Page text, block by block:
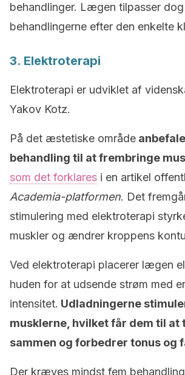
behandlinger. Lægen tilpasser dog
behandlingerne efter den enkelte
3. Elektroterapi
Elektroterapi er udviklet af
Yakov Kotz.
På det æstetiske område
behandling til at frembringe
som det forklares i en artikel
Academia-platformen. Det
stimulering med elektroterapi
muskler og ændrer kroppens
Ved elektroterapi placerer lægen
huden for at udsende strøm med
intensitet. Udladningerne
musklerne, hvilket får dem til
sammen og forbedrer tonus og
Der kræves mindst fem